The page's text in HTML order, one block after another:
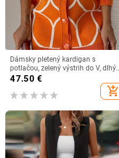
Dámsky pletený kardigan s
potlačou, zelený výstrih do V, dlhý
rukáv, voľný úplet, dámsky ležérny
47.50 €
add_shopping_cart